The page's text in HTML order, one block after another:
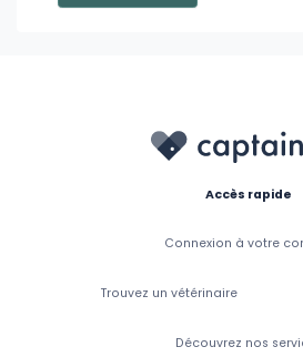
Accès rapide
Connexion à votre
Trouvez un vétérinaire
Découvrez nos